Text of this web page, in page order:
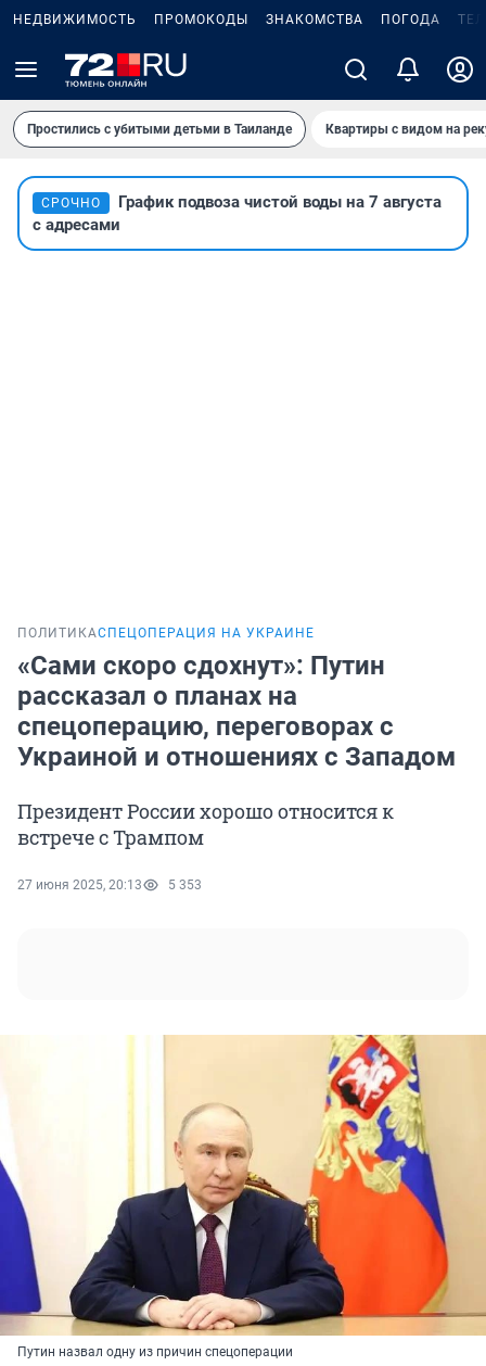
НЕДВИЖИМОСТЬ ПРОМОКОДЫ ЗНАКОМСТВА ПОГОДА
Простились с убитыми детьми в Таиланде Квартиры с видом на
СРОЧНО
График подвоза чистой воды на 7 августа
с адресами
ПОЛИТИКАСПЕЦОПЕРАЦИЯ НА УКРАИНЕ
«Сами скоро сдохнут»: Путин
рассказал о планах на
спецоперацию, переговорах с
Украиной и отношениях с Западом
Президент России хорошо относится к
встрече с Трампом
27 июня 2025, 20:13 5 353
Путин назвал одну из причин спецоперации